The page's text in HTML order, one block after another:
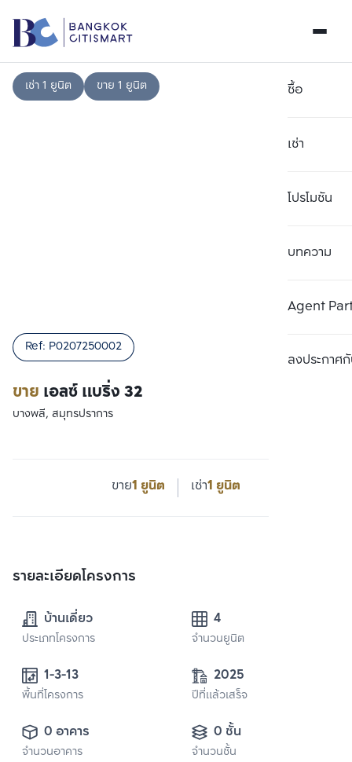
ซื้อ
เช่า
โปรโมชัน
บทความ
Agent
ลงประกาศกั
เช่า 1 ยูนิต ขาย 1 ยูนิต
ขาย เอลซ์ แบริ่ง 32
Ref: P0207250002
บางพลี, สมุทรปราการ
ขาย1 ยูนิต เช่า1 ยูนิต
รายละเอียดโครงการ
บ้านเดี่ยว
ประเภทโครงการ
4
จำนวนยูนิต
1-3-13
พื้นที่โครงการ
2025
ปีที่แล้วเสร็จ
0 อาคาร
จำนวนอาคาร
0 ชั้น
จำนวนชั้น
เปรียบเทียบ